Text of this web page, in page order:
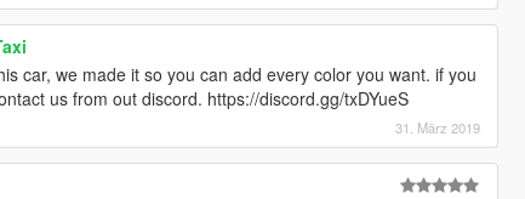
car, we made it so you can add every color you want. if you
us from out discord. https://discord.gg/txDYueS
31. März 2019